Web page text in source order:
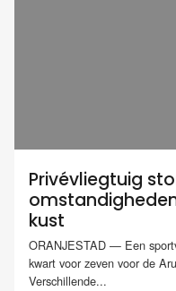
Privévliegtuig
kust
ORANJESTAD — Een
kwart voor zeven voor de
Verschillende...